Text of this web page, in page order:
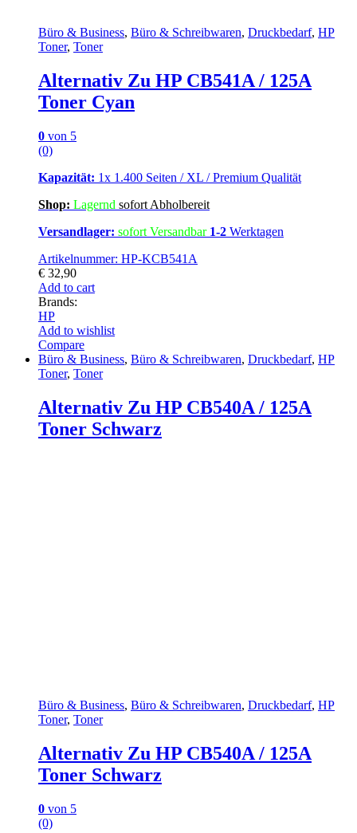
Büro & Business, Büro & Schreibwaren, Druckbedarf, HP
Toner, Toner
Alternativ Zu HP CB541A / 125A
Toner Cyan
0 von 5
(0)
Kapazität: 1x 1.400 Seiten / XL / Premium Qualität
Shop: Lagernd sofort Abholbereit
Versandlager: sofort Versandbar 1-2 Werktagen
Artikelnummer: HP-KCB541A
€ 32,90
Add to cart
Brands:
HP
Add to wishlist
Compare
Büro & Business, Büro & Schreibwaren, Druckbedarf, HP
Toner, Toner
Alternativ Zu HP CB540A / 125A
Toner Schwarz
Büro & Business, Büro & Schreibwaren, Druckbedarf, HP
Toner, Toner
Alternativ Zu HP CB540A / 125A
Toner Schwarz
0 von 5
(0)